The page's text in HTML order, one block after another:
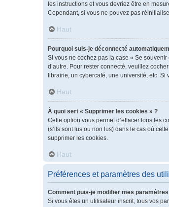
les instructions et vous devriez être en
Cependant, si vous ne pouvez pas
Haut
Pourquoi suis-je déconnecté
Si vous ne cochez pas la case « Se
d’autre. Pour rester connecté, veuillez
librairie, un cybercafé, une université, etc.
Haut
À quoi sert « Supprimer les cookies » ?
Cette option vous permet d’effacer tous les
(s’ils sont lus ou non lus) dans le cas où
supprimer les cookies.
Haut
Préférences et paramètres des
Comment puis-je modifier mes
Si vous êtes un utilisateur inscrit, tous vos